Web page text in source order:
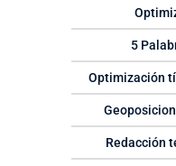
5
Optimización
Redacción